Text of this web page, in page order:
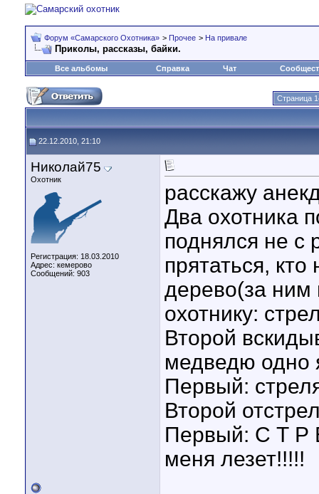
Форум «Самарского Охотника» > Прочее > На привале
Приколы, рассказы, байки.
Все альбомы Справка Чат
Страница
22.12.2010, 21:10
Николай75
Охотник
Регистрация: 18.03.2010
Адрес: кемерово
Сообщений: 903
расскажу
Два охотника
поднялся не с
прятаться,
дерево(за ним
охотнику:
Второй
медведю одно
Первый:
Второй
Первый: С Т Р
меня лезет!!!!!